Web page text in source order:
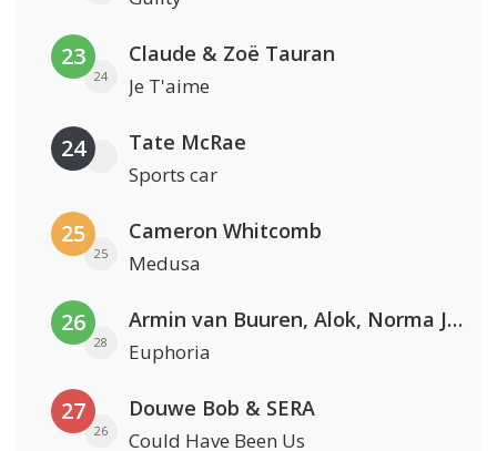
23
24
Claude & Zoë Tauran
Je T'aime
24 Tate McRae
Sports car
25
25
Cameron Whitcomb
Medusa
26
28
Armin van Buuren, Alok, Norma Jean Martine & LAWRENT
Euphoria
27
26
Douwe Bob & SERA
Could Have Been Us